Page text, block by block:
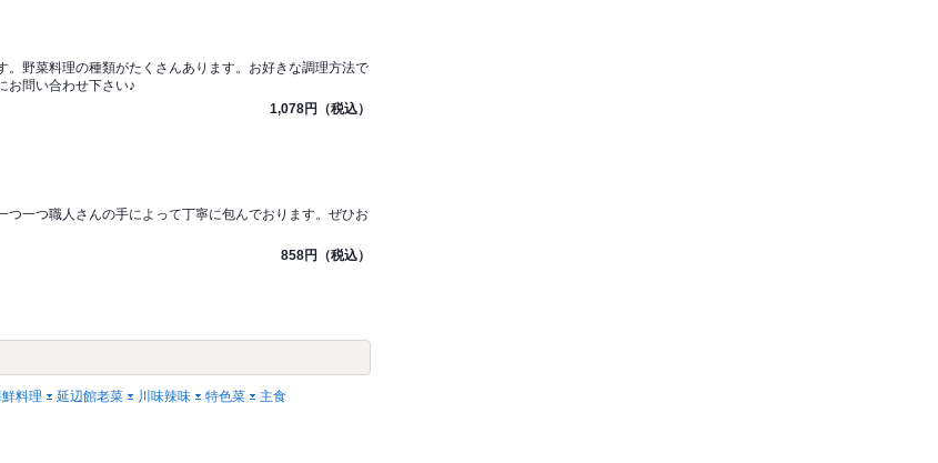
。野菜料理の種類がたくさんあります。お好きな調理方法で
お問い合わせ下さい♪
1,078円（税込）
つ一つ職人さんの手によって丁寧に包んでおります。ぜひお
858円（税込）
料理 延辺館老菜 川味辣味 特色菜
主食